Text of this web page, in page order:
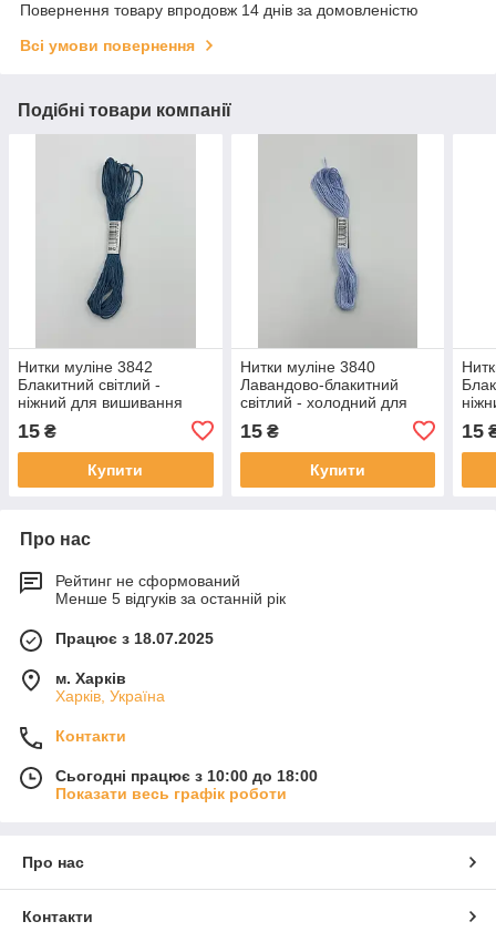
Повернення товару впродовж 14 днів за домовленістю
Всі умови повернення
Подібні товари компанії
Нитки муліне 3842
Блакитний світлий -
ніжний для вишивання
15 ₴
Купити
Нитки муліне 3840
Лавандово-блакитний
світлий - холодний для
15₴
Купити
15
Про нас
Рейтинг не сформований
Менше 5 відгуків за останній рік
Працює з 18.07.2025
м. Харків
Харків, Україна
Контакти
Сьогодні працює з 10:00 до 18:00
Показати весь графік роботи
Про нас
Контакти